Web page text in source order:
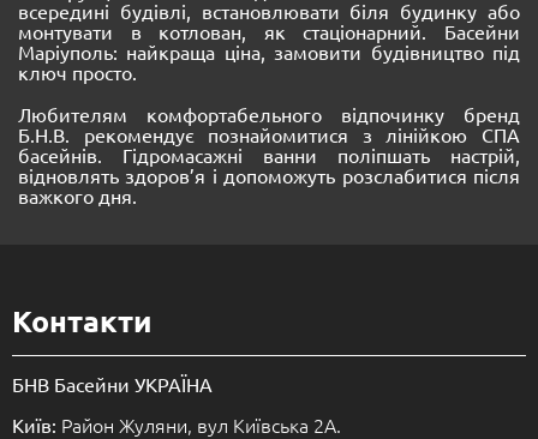
всередині будівлі, встановлювати біля будинку або
монтувати в котлован, як стаціонарний. Басейни
Маріуполь: найкраща ціна, замовити будівництво під
ключ просто.
Любителям комфортабельного відпочинку бренд
Б.Н.В. рекомендує познайомитися з лінійкою СПА
басейнів. Гідромасажні ванни поліпшать настрій,
відновлять здоров’я і допоможуть розслабитися після
важкого дня.
Контакти
БНВ Басейни УКРАЇНА
Київ: Район Жуляни, вул Київська 2А.